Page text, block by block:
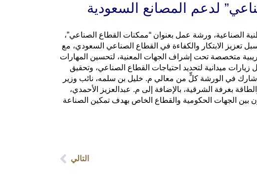
لدعم المصانع السعودية
الصناعية، ورشة عمل بعنوان “ممكنات القطاع الصناعي”،
الابتكار والكفاءة في القطاع الصناعي السعودي، مع
على أهمية توفير برامج تدريبية متخصصة تحت إشراف الجهات المعنية، لتحسين المهارات
ميدانية لتحديد احتياجات القطاع الصناعي، وتحقيق
شارك في الورشة كلٍّ من معالي م. خليل بن سلمه، نائب وزير
بغرفة الشرقية، بالإضافة إلى م. عبدالعزيز الأحمدي،
بين الجهات الحكومية والقطاع الخاص بهدف تمكين الصناعة
التالي